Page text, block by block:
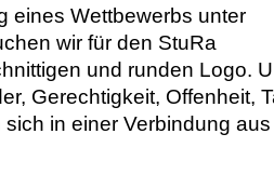
eines Wettbewerbs unter
wir für den StuRa
und runden Logo.
Gerechtigkeit, Offenheit,
in einer Verbindung